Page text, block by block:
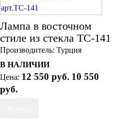
Лампа в восточном
стиле из стекла ТС-141
Производитель: Турция
В НАЛИЧИИ
Цена: 12 550 руб. 10 550
руб.